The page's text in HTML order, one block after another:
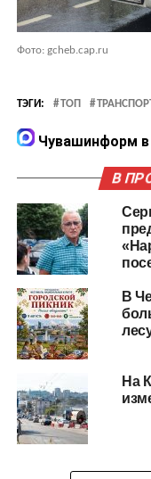
Фото: gcheb.cap.ru
ТЭГИ: ТОП
Чувашинформ в
В
В
На